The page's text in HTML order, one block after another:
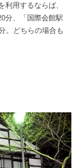
利用するならば、
分、「国際会館駅
。どちらの場合も